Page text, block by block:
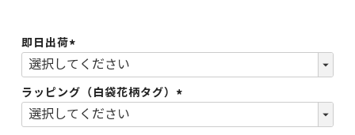
即日出荷
(必
須)
ラッピング（白袋花柄タグ）